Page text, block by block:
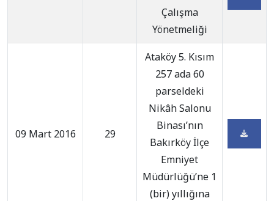
Çalışma
Yönetmeliği
09 Mart 2016 29
Ataköy 5. Kısım
257 ada 60
parseldeki
Nikâh Salonu
Binası’nın
Bakırköy İlçe
Emniyet
Müdürlüğü’ne 1
(bir) yıllığına